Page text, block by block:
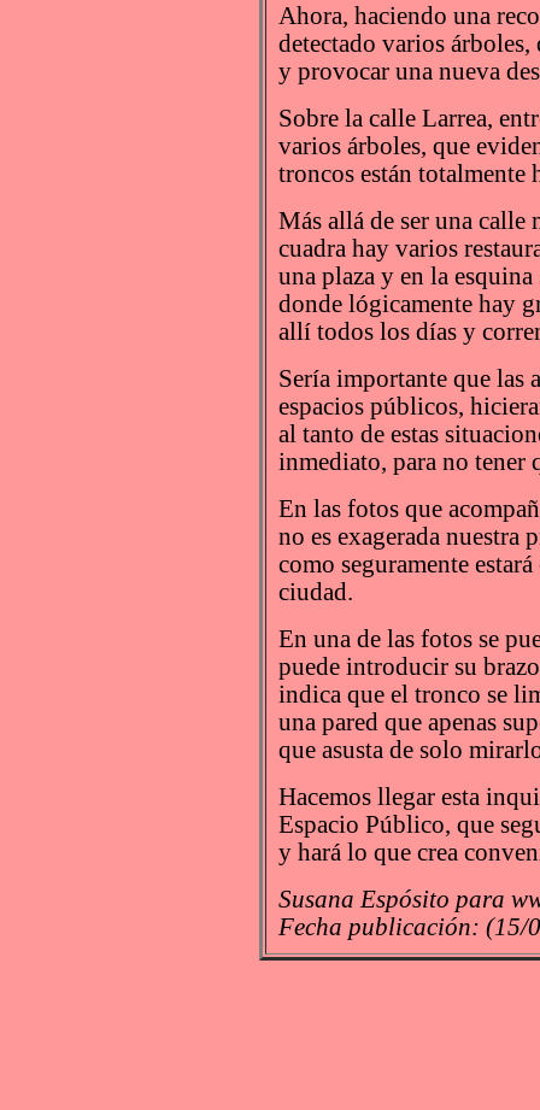
Ahora, haciendo una
detectado varios árboles,
y provocar una nueva
Sobre la calle Larrea,
varios árboles, que
troncos están totalmente
Más allá de ser una calle
cuadra hay varios
una plaza y en la
donde lógicamente hay
allí todos los días y
Sería importante que las
espacios públicos,
al tanto de estas
inmediato, para no tener
En las fotos que
no es exagerada nuestra
como seguramente
ciudad.
En una de las fotos se
puede introducir su
indica que el tronco se
una pared que apenas
que asusta de solo
Hacemos llegar esta
Espacio Público, que
y hará lo que crea
Susana Espósito para
Fecha publicación: (15/